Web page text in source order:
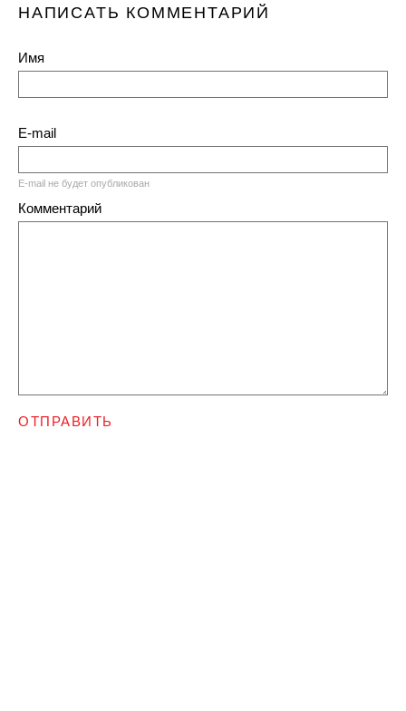
НАПИСАТЬ КОММЕНТАРИЙ
Имя
E-mail
E-mail не будет опубликован
Комментарий
ОТПРАВИТЬ